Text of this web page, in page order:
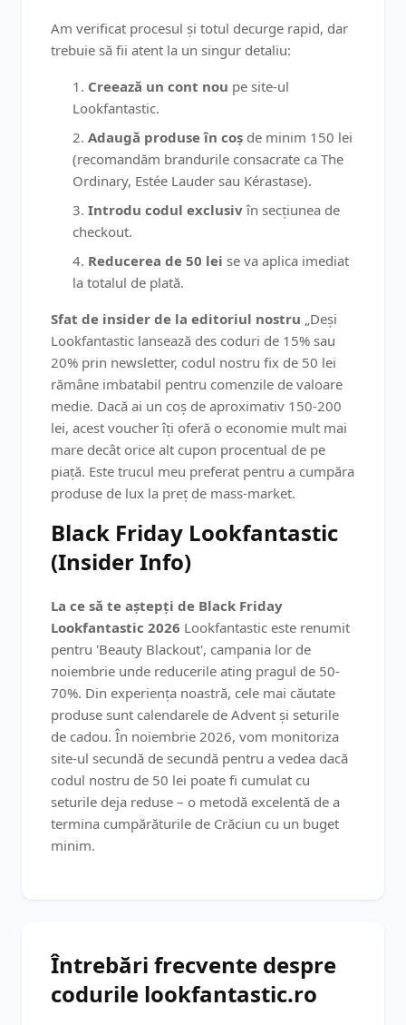
Am verificat procesul și totul decurge rapid, dar
trebuie să fii atent la un singur detaliu:
Creează un cont nou pe site-ul
Lookfantastic.
Adaugă produse în coș de minim 150 lei
(recomandăm brandurile consacrate ca The
Ordinary, Estée Lauder sau Kérastase).
Introdu codul exclusivîn secțiunea de
checkout.
Reducerea de 50 lei se va aplica imediat
la totalul de plată.
Sfat de insider de la editoriul nostru „Deși
Lookfantastic lansează des coduri de 15% sau
20% prin newsletter, codul nostru fix de 50 lei
rămâne imbatabil pentru comenzile de valoare
medie. Dacă ai un coș de aproximativ 150-200
lei, acest voucher îți oferă o economie mult mai
mare decât orice alt cupon procentual de pe
piață. Este trucul meu preferat pentru a cumpăra
produse de lux la preț de mass-market.
Black Friday Lookfantastic
(Insider Info)
La ce să te aștepți de Black Friday
Lookfantastic 2026 Lookfantastic este renumit
pentru 'Beauty Blackout', campania lor de
noiembrie unde reducerile ating pragul de 50-
70%. Din experiența noastră, cele mai căutate
produse sunt calendarele de Advent și seturile
de cadou. În noiembrie 2026, vom monitoriza
site-ul secundă de secundă pentru a vedea dacă
codul nostru de 50 lei poate fi cumulat cu
seturile deja reduse – o metodă excelentă de a
termina cumpărăturile de Crăciun cu un buget
minim.
Întrebări frecvente despre
codurile lookfantastic.ro